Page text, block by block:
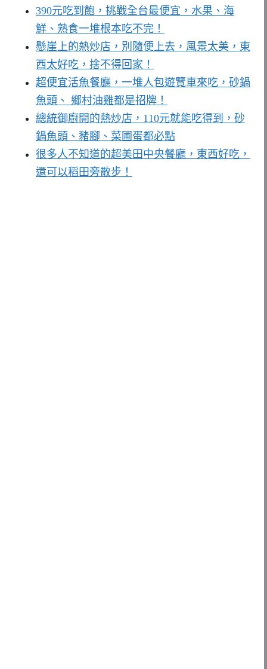
390元吃到飽，挑戰全台最便宜，水果、海
鮮、熟食一堆根本吃不完！
懸崖上的熱炒店，別隨便上去，風景太美，東
西太好吃，捨不得回家！
超便宜活魚餐廳，一堆人包遊覽車來吃，砂鍋
魚頭、 鄉村油雞都是招牌！
總統御廚開的熱炒店，110元就能吃得到，砂
鍋魚頭、豬腳、菜圃蛋都必點
很多人不知道的超美田中央餐廳，東西好吃，
還可以稻田旁散步！